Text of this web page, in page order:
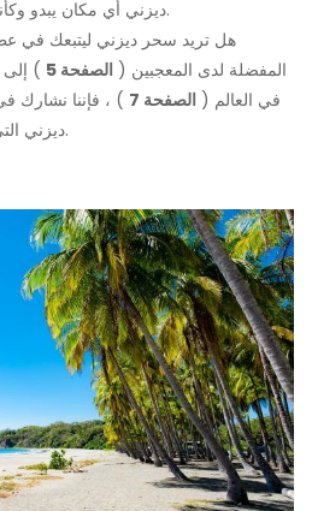
ديزني أي مكان يبدو وكأنه أسعد مكان على وجه الأرض.
هل تريد سحر ديزني ليتبعك في
المفضلة لدى المعجبين ( الصفحة 5
)
في العالم ( الصفحة 7
) ، فإننا نشارك
ديزني التي لا تتطلب الدخول إلى المنتزه.